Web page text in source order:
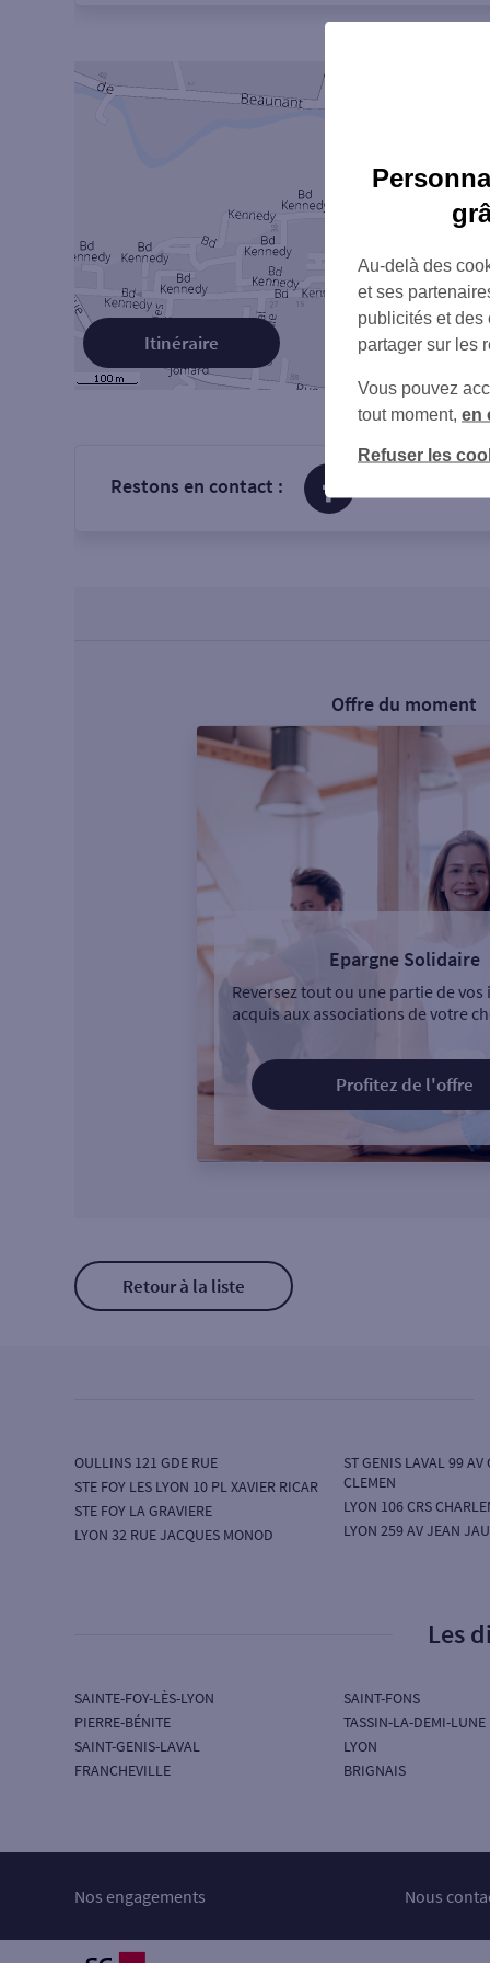
Itinéraire
Restons en contact :
Offre du moment
Epargne Solidaire
Reversez tout ou une partie de vos
acquis aux associations de votre
Profitez de l'offre
Retour à la liste
OULLINS 121 GDE RUE
STE FOY LES LYON 10 PL XAVIER RICAR
STE FOY LA GRAVIERE
LYON 32 RUE JACQUES MONOD
ST GENIS LAVAL 99 AV
CLEMEN
LYON 106 CRS
LYON 259 AV JEAN
Les
SAINTE-FOY-LÈS-LYON
PIERRE-BÉNITE
SAINT-GENIS-LAVAL
FRANCHEVILLE
SAINT-FONS
TASSIN-LA-DEMI-LUNE
LYON
BRIGNAIS
Nos engagements Nous
Au-delà des
et ses
publicités et des
partager sur les
Vous pouvez
tout moment, en
Refuser les